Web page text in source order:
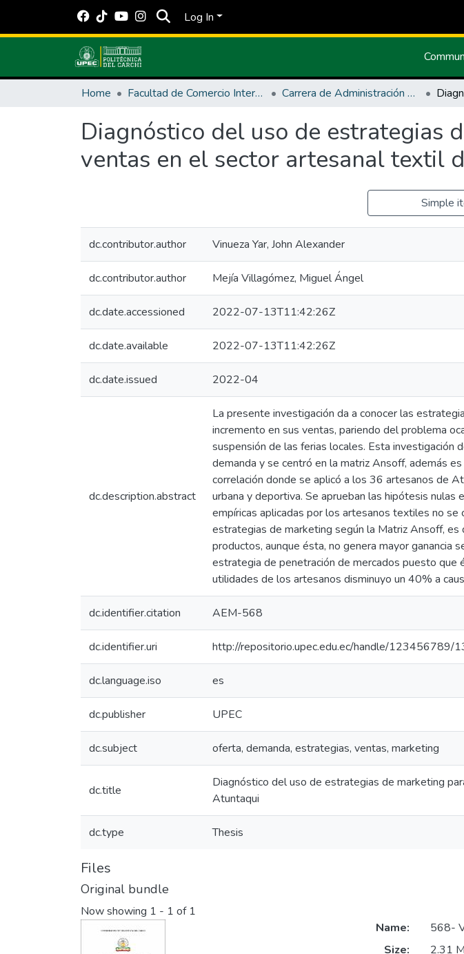
Log In
Home Facultad de Comercio Internacional, Integración, Administración y Economía Empresarial Carrera de Administración de Empresas y Marketing
Diagnóstico del uso de estrategias
ventas en el sector artesanal textil
Simple
dc.contributor.author Vinueza Yar, John Alexander
dc.contributor.author Mejía Villagómez, Miguel Ángel
dc.date.accessioned 2022-07-13T11:42:26Z
dc.date.available 2022-07-13T11:42:26Z
dc.date.issued 2022-04
dc.description.abstract
La presente investigación da a conocer las
incremento en sus ventas, pariendo del problema
suspensión de las ferias locales. Esta investigación
demanda y se centró en la matriz Ansoff, además
correlación donde se aplicó a los 36 artesanos de
urbana y deportiva. Se aprueban las hipótesis
empíricas aplicadas por los artesanos textiles no
estrategias de marketing según la Matriz Ansoff,
productos, aunque ésta, no genera mayor ganancia
estrategia de penetración de mercados puesto que
utilidades de los artesanos disminuyo un 40% a
dc.identifier.citation AEM-568
dc.identifier.uri http://repositorio.upec.edu.ec/handle/123456789/
dc.language.iso es
dc.publisher UPEC
dc.subject oferta, demanda, estrategias, ventas, marketing
dc.title
Diagnóstico del uso de estrategias de marketing
Atuntaqui
dc.type Thesis
Files
Original bundle
Now showing 1 - 1 of 1
Name:
568-
Size:
2.31